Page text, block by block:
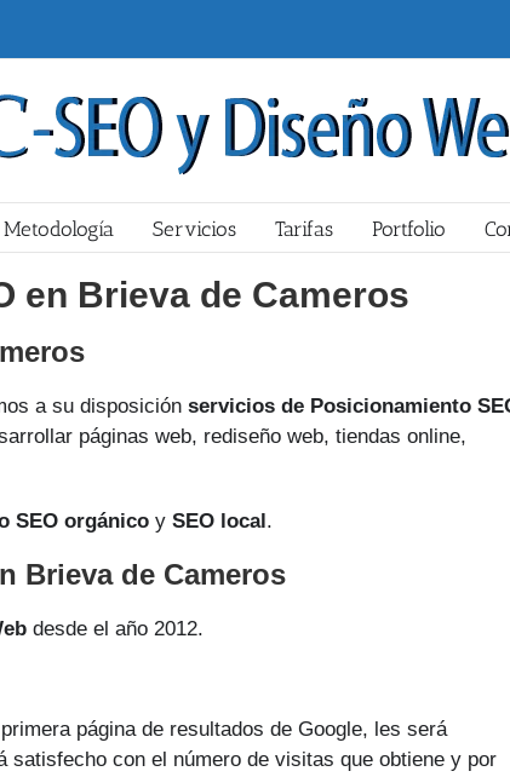
Metodología Servicios Tarifas Portfolio
en Brieva de Cameros
a su disposición servicios de Posicionamiento
páginas web, rediseño web, tiendas online,
SEO orgánico y SEO local.
Brieva de Cameros
desde el año 2012.
página de resultados de Google, les será
con el número de visitas que obtiene y por